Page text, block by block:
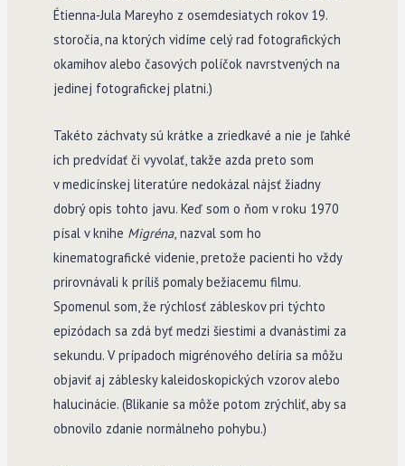
Étienna­‑Jula Mareyho z osemdesiatych rokov 19.
storočia, na ktorých vidíme celý rad fotografických
okamihov alebo časových políčok navrstvených na
jedinej fotografickej platni.)
Takéto záchvaty sú krátke a zriedkavé a nie je ľahké
ich predvídať či vyvolať, takže azda preto som
v medicínskej literatúre nedokázal nájsť žiadny
dobrý opis tohto javu. Keď som o ňom v roku 1970
písal v knihe Migréna, nazval som ho
kinematografické videnie, pretože pacienti ho vždy
prirovnávali k príliš pomaly bežiacemu filmu.
Spomenul som, že rýchlosť zábleskov pri týchto
epizódach sa zdá byť medzi šiestimi a dvanástimi za
sekundu. V prípadoch migrénového delíria sa môžu
objaviť aj záblesky kaleidoskopických vzorov alebo
halucinácie. (Blikanie sa môže potom zrýchliť, aby sa
obnovilo zdanie normálneho pohybu.)